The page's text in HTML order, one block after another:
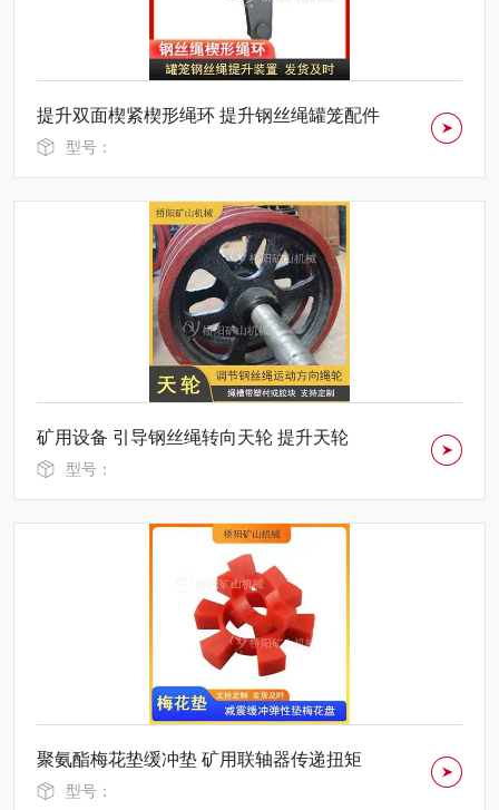
提升双面楔紧楔形绳环 提升钢丝绳罐笼配件
型号：
矿用设备 引导钢丝绳转向天轮 提升天轮
型号：
聚氨酯梅花垫缓冲垫 矿用联轴器传递扭矩
型号：